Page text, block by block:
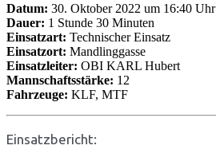
Datum: 30. Oktober 2022 um 16:40 Uhr
Dauer: 1 Stunde 30 Minuten
Einsatzart: Technischer Einsatz
Einsatzort: Mandlinggasse
Einsatzleiter: OBI KARL Hubert
Mannschaftsstärke: 12
Fahrzeuge: KLF, MTF
Einsatzbericht: